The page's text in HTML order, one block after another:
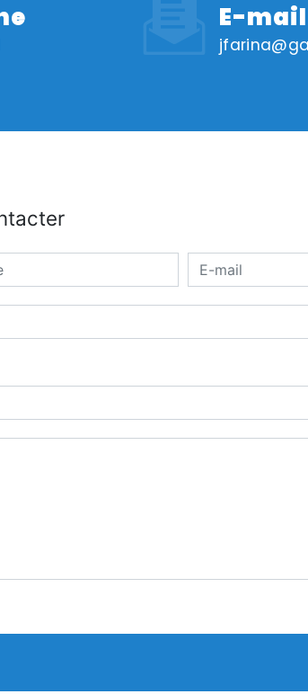
E-mail